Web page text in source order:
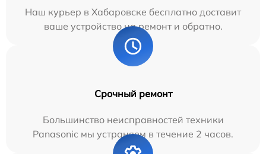
Наш курьер в Хабаровске бесплатно доставит
ваше устройство на ремонт и обратно.
Срочный ремонт
Большинство неисправностей техники
Panasonic мы устраняем в течение 2 часов.